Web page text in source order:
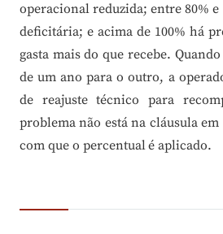
operacional reduzida; entre 80% e
deficitária; e acima de 100% há
gasta mais do que recebe.
de um ano para o outro, a
de reajuste técnico para
problema não está na cláusula
com que o percentual é aplicado.